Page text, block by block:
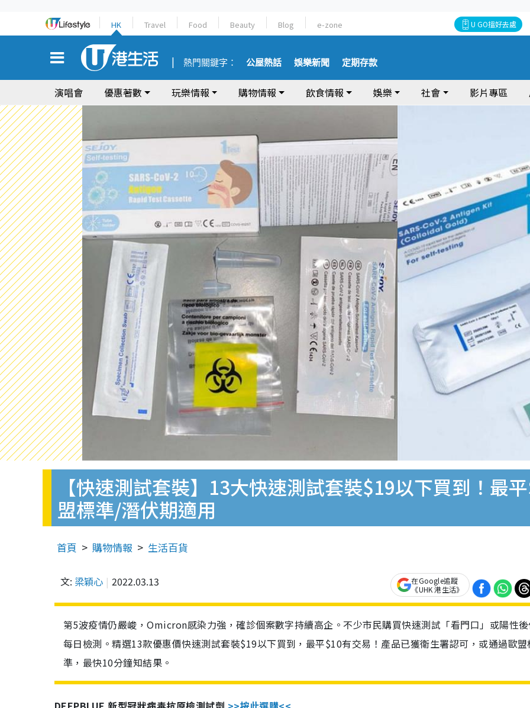
HK Travel Food Beauty Blog e-zone U GO搵好去處
熱門關鍵字： 公屋熱話 娛樂新聞 定期存款
演唱會 優惠著數 玩樂情報 購物情報 飲食情報 娛樂 社會 影片專區
【快速測試套裝】13大快速測試套裝$19以下買到！最
盟標準/潛伏期適用
首頁 購物情報 生活百貨
文: 梁穎心 2022.03.13
在Google追蹤
《UHK 港生活》
第5波疫情仍嚴峻，Omicron感染力強，確診個案數字持續高企。不少市民購買快速測試「看門口」或陽性
每日檢測。精選13款優惠價快速測試套裝$19以下買到，最平$10有交易！產品已獲衛生署認可，或通過歐盟
準，最快10分鐘知結果。